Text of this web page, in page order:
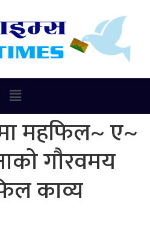
महफिल~ ए~
गाैरवमय
काव्य